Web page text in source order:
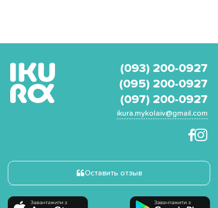
(093) 200-0927
(095) 200-0927
(097) 200-0927
ikura.mykolaiv@gmail.com
Оставить отзыв